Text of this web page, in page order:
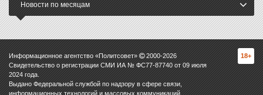
Новости по месяцам
Информационное агентство «Политсовет» 2000-2026
Свидетельство о регистрации СМИ ИА № ФС77-87740 от 09 июля
2024 года.
Выдано Федеральной службой по надзору в сфере связи,
информационных технологий и массовых коммуникаций.
18+